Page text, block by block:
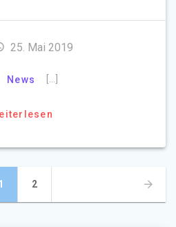
25. Mai 2019
News
Seite
2